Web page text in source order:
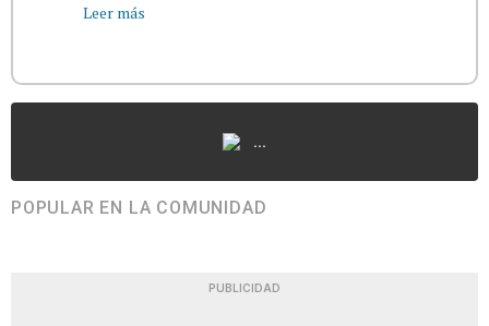
Leer más
...
POPULAR EN LA COMUNIDAD
PUBLICIDAD